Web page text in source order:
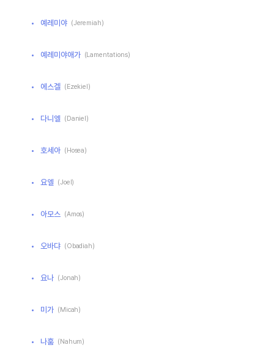
예레미야 (Jeremiah)
예레미야애가 (Lamentations)
에스겔 (Ezekiel)
다니엘 (Daniel)
호세아 (Hosea)
요엘 (Joel)
아모스 (Amos)
오바댜 (Obadiah)
요나 (Jonah)
미가 (Micah)
나훔 (Nahum)